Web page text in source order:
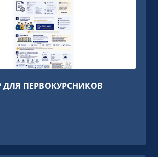
ДЛЯ ПЕРВОКУРСНИКОВ